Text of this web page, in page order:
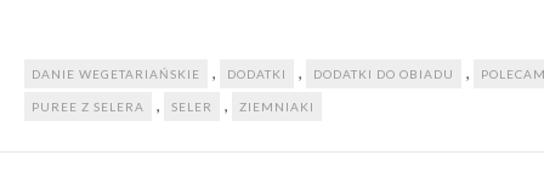
DANIE WEGETARIAŃSKIE , DODATKI , DODATKI DO OBIADU ,
PUREE Z SELERA , SELER , ZIEMNIAKI